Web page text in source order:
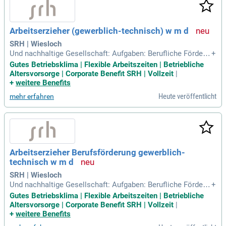
Arbeitserzieher (gewerblich-technisch) w m d
SRH | Wiesloch
Und nachhaltige Gesellschaft: Aufgaben: Berufliche Förderu
ng, Ausbildung und Umschulung von Menschen aus untersc
hiedlichen Berufsfeldern des gewerblich-technischen Bereic
hs; Individuelle Begleitung in Gruppen- und Einzelgespräche
+
Gutes Betriebsklima | Flexible Arbeitszeiten | Betriebliche
Altersvorsorge | Corporate Benefit SRH | Vollzeit |
+ weitere Benefits
mehr erfahren Heute veröffentlicht
Arbeitserzieher Berufsförderung gewerblich-
technisch w m d
SRH | Wiesloch
Und nachhaltige Gesellschaft: Aufgaben: Berufliche Förderu
ng, Ausbildung und Umschulung von Menschen aus untersc
hiedlichen Berufsfeldern des gewerblich-technischen Bereic
hs; Individuelle Begleitung in Gruppen- und Einzelgespräche
+
Gutes Betriebsklima | Flexible Arbeitszeiten | Betriebliche
Altersvorsorge | Corporate Benefit SRH | Vollzeit
+ weitere Benefits